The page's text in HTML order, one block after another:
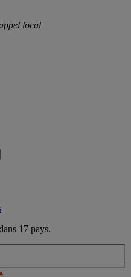
local
17 pays.